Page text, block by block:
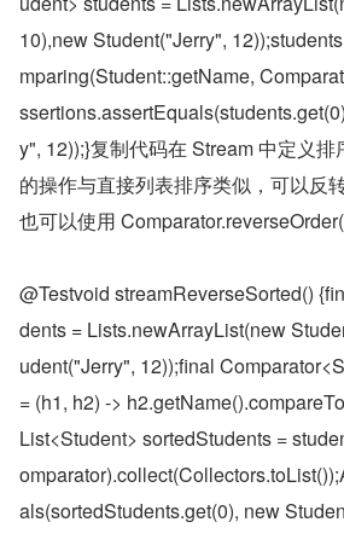
10),new Student("Jerry",
mparing(Student::getName,
y", 12));}复制代码在 Stream 中定义排
的操作与直接列表排序类似，可以反
也可以使用
@Testvoid streamReverseSorted()
dents = Lists.newArrayList(new
udent("Jerry", 12));final
= (h1, h2) ->
List<Student> sortedStudents =
als(sortedStudents.get(0), new